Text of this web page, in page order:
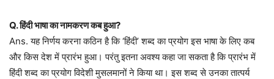
Q. हिंदी भाषा का नामकरण कब हुआ?
Ans. यह निर्णय करना कठिन है कि ‘हिंदी’ शब्द का प्रयोग इस भाषा के लिए कब
और किस देश में प्रारंभ हुआ। परंतु इतना अवश्य कहा जा सकता है कि प्रारंभ में
हिंदी शब्द का प्रयोग विदेशी मुसलमानों ने किया था। इस शब्द से उनका तात्पर्य